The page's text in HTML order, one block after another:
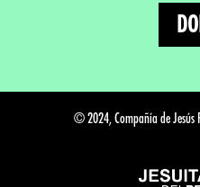
© 2024, Compañía de Jesús